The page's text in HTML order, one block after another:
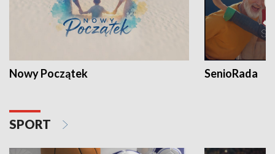
Nowy Początek SenioRada
SPORT